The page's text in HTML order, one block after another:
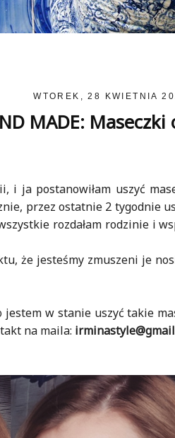
WTOREK, 28 KWIETNIA
MADE: Maseczki
ja postanowiłam uszyć
przez ostatnie 2 tygodnie
rozdałam rodzinie i
że jesteśmy zmuszeni je
w stanie uszyć takie
na maila: